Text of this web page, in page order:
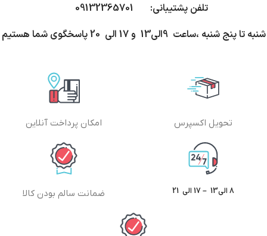
تلفن پشتیبانی: 09132365701
شنبه تا پنج شنبه ،ساعت 9الی13 و 17 الی 20 پاسخگوی شما هستیم
تحویل اکسپرس امکان پرداخت آنلاین
8 الی13 – 17 الی 21 ضمانت سالم بودن کالا